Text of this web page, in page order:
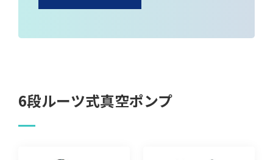
6段ルーツ式真空ポンプ